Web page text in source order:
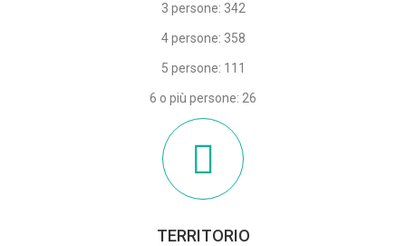
3 persone: 342
4 persone: 358
5 persone: 111
6 o più persone: 26
TERRITORIO